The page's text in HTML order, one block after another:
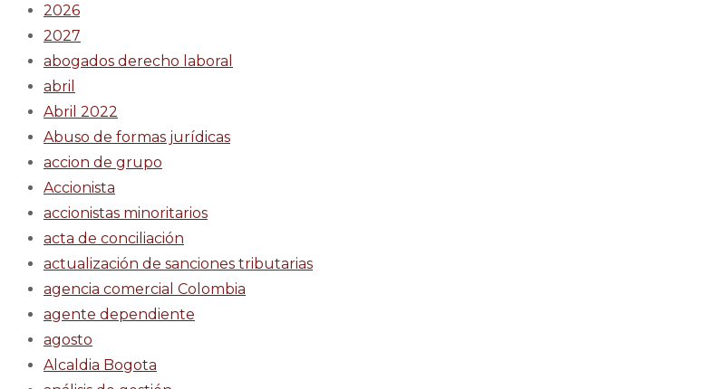
2026
2027
abogados derecho laboral
abril
Abril 2022
Abuso de formas jurídicas
accion de grupo
Accionista
accionistas minoritarios
acta de conciliación
actualización de sanciones tributarias
agencia comercial Colombia
agente dependiente
agosto
Alcaldia Bogota